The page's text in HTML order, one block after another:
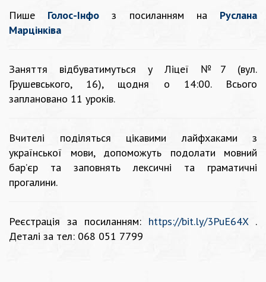
Пише Голос-Інфо з посиланням на Руслана
Марцінківа
Заняття відбуватимуться у Ліцеї №7 (вул.
Грушевського, 16), щодня о 14:00. Всього
заплановано 11 уроків.
Вчителі поділяться цікавими лайфхаками з
української мови, допоможуть подолати мовний
бар’єр та заповнять лексичні та граматичні
прогалини.
Реєстрація за посиланням: https://bit.ly/3PuE64X.
Деталі за тел: 068 051 7799